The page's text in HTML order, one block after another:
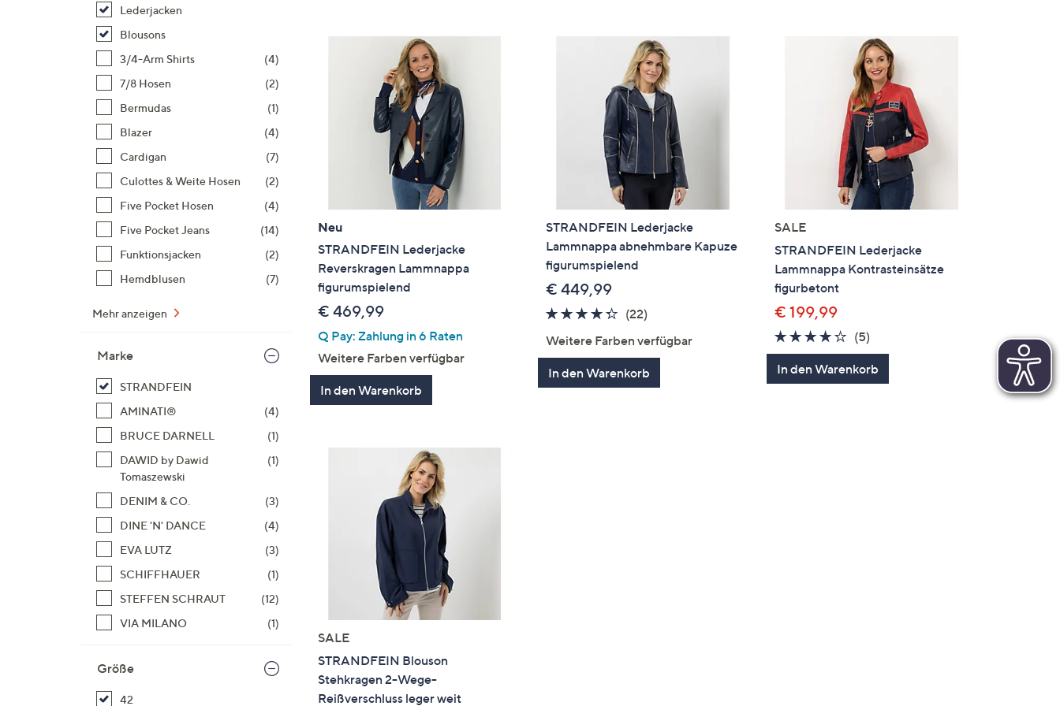
anzuzeigen.
Lederjacken
Blousons
3/4-Arm Shirts
(4)
7/8 Hosen
(2)
Bermudas
(1)
Blazer
(4)
Cardigan
(7)
Culottes & Weite Hosen
(2)
Five Pocket Hosen
(4)
Five Pocket Jeans
(14)
Funktionsjacken
(2)
Hemdblusen
(7)
Mehr anzeigen
Marke
STRANDFEIN
AMINATI®
(4)
BRUCE DARNELL
(1)
DAWID by Dawid
Tomaszewski
(1)
DENIM & CO.
(3)
DINE 'N' DANCE
(4)
EVA LUTZ
(3)
SCHIFFHAUER
(1)
STEFFEN SCHRAUT
(12)
VIA MILANO
(1)
Größe
42
Neu
STRANDFEIN Lederjacke
Reverskragen Lammnappa
figurumspielend
€ 469,99
Q Pay: Zahlung in 6 Raten
Weitere Farben verfügbar
In den Warenkorb
STRANDFEIN Lederjacke
Lammnappa abnehmbare Kapuze
figurumspielend
€ 449,99
4.2
5
(22)
Weitere Farben verfügbar
In den Warenkorb
SALE
STRANDFEIN Lederjacke
Lammnappa Kontrasteinsätze
figurbetont
€ 199,99
4.2
von
5
(5)
Bewertungen
In den Warenkorb
SALE
STRANDFEIN Blouson
Stehkragen 2-Wege-
Reißverschluss leger weit